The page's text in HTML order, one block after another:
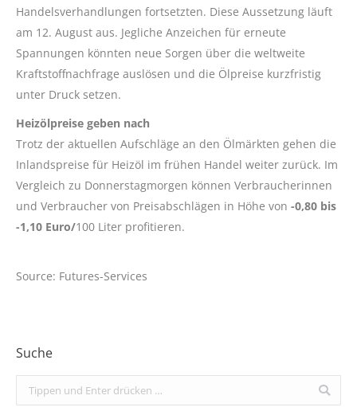
Handelsverhandlungen fortsetzten. Diese Aussetzung läuft
am 12. August aus. Jegliche Anzeichen für erneute
Spannungen könnten neue Sorgen über die weltweite
Kraftstoffnachfrage auslösen und die Ölpreise kurzfristig
unter Druck setzen.
Heizölpreise geben nach
Trotz der aktuellen Aufschläge an den Ölmärkten gehen die
Inlandspreise für Heizöl im frühen Handel weiter zurück. Im
Vergleich zu Donnerstagmorgen können Verbraucherinnen
und Verbraucher von Preisabschlägen in Höhe von -0,80 bis
-1,10 Euro/100 Liter profitieren.
Source: Futures-Services
Suche
Search: